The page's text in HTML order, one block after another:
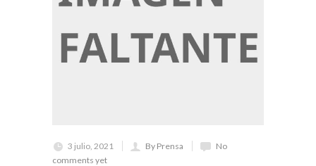
3 julio, 2021 By Prensa
No
comments yet